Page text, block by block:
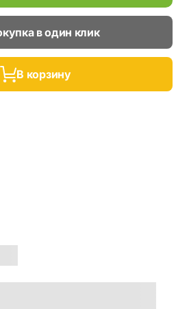
в один клик
В корзину